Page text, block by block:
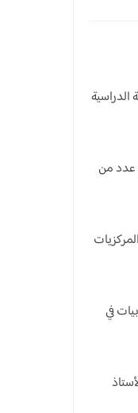
الدراسية
عدد من
في